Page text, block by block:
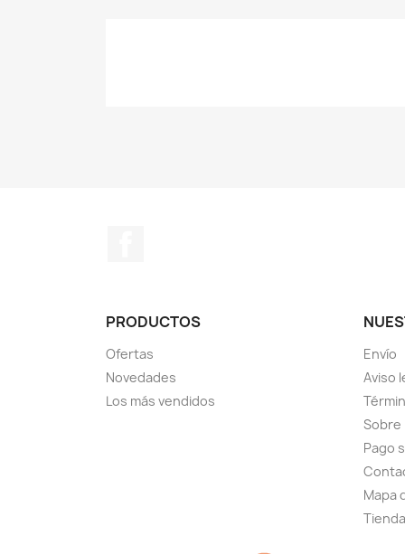
PRODUCTOS
Ofertas
Novedades
Los más vendidos
Envío
Aviso
Pago
Mapa